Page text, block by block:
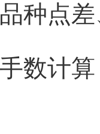
种点
数计